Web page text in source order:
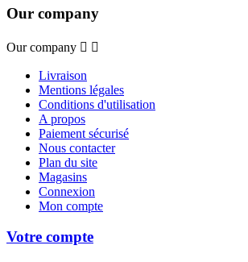
Our company
Our company  
Livraison
Mentions légales
Conditions d'utilisation
A propos
Paiement sécurisé
Nous contacter
Plan du site
Magasins
Connexion
Mon compte
Votre compte